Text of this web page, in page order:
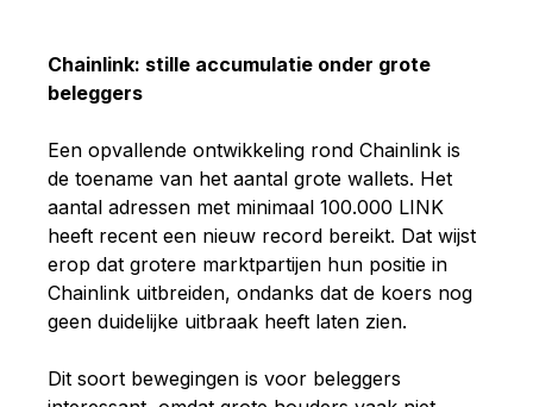
Chainlink: stille accumulatie onder grote
beleggers
Een opvallende ontwikkeling rond Chainlink is
de toename van het aantal grote wallets. Het
aantal adressen met minimaal 100.000 LINK
heeft recent een nieuw record bereikt. Dat wijst
erop dat grotere marktpartijen hun positie in
Chainlink uitbreiden, ondanks dat de koers nog
geen duidelijke uitbraak heeft laten zien.
Dit soort bewegingen is voor beleggers